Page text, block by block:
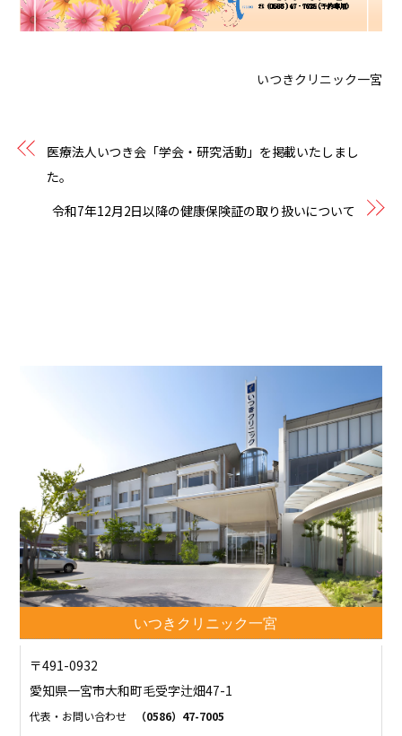
いつきクリニック一宮
医療法人いつき会「学会・研究活動」を掲載いたしまし
た。
令和7年12月2日以降の健康保険証の取り扱いについて
いつきクリニック一宮
〒491-0932
愛知県一宮市大和町毛受字辻畑47-1
代表・お問い合わせ
（0586）47-7005